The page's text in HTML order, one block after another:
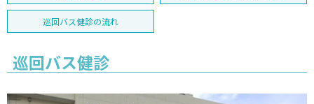
巡回バス健診の流れ
巡回バス健診